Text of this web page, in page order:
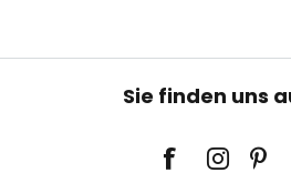
Sie finden uns